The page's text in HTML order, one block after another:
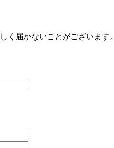
く届かないことがございます。